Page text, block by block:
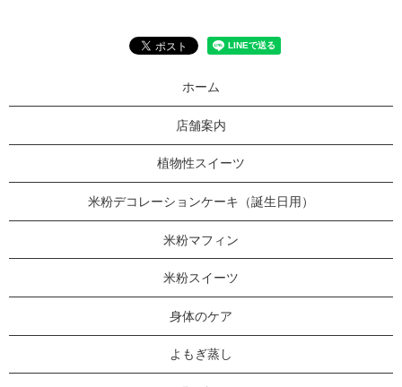
ホーム
店舗案内
植物性スイーツ
米粉デコレーションケーキ（誕生日用）
米粉マフィン
米粉スイーツ
身体のケア
よもぎ蒸し